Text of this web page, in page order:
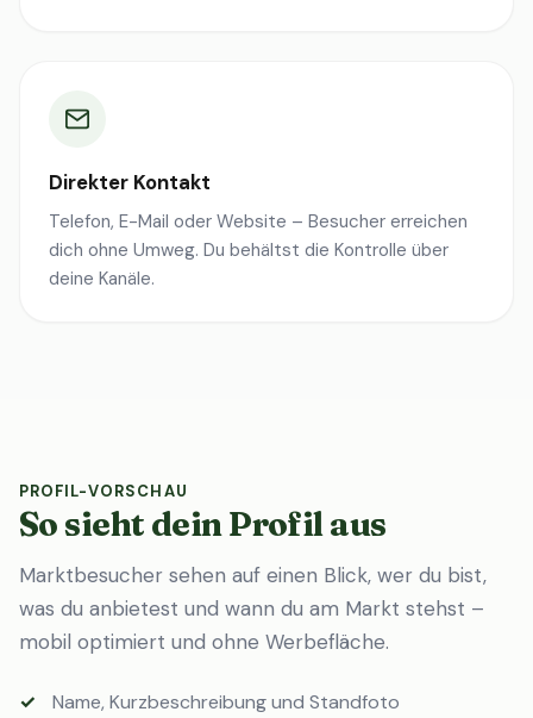
Direkter Kontakt
Telefon, E-Mail oder Website – Besucher erreichen
dich ohne Umweg. Du behältst die Kontrolle über
deine Kanäle.
PROFIL-VORSCHAU
So sieht dein Profil aus
Marktbesucher sehen auf einen Blick, wer du bist,
was du anbietest und wann du am Markt stehst –
mobil optimiert und ohne Werbefläche.
Name, Kurzbeschreibung und Standfoto